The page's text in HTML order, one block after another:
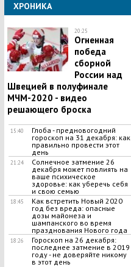
ХРОНИКА
20:25
Огненная
победа
сборной
России над
Швецией в полуфинале
МЧМ-2020 - видео
решающего броска
15:40
Глоба - предновогодний
гороскоп на 31 декабря: как
правильно провести этот
день
21:24
Солнечное затмение 26
декабря может повлиять на
ваше психическое
здоровье: как уберечь себя
и свою семью
18:45
Как встретить Новый 2020
год без вреда: опасные
дозы майонеза и
шампанского во время
празднования Нового года
18:26
Гороскоп на 26 декабря:
последнее затмение в 2019
году - не доверяйте никому
в этот день